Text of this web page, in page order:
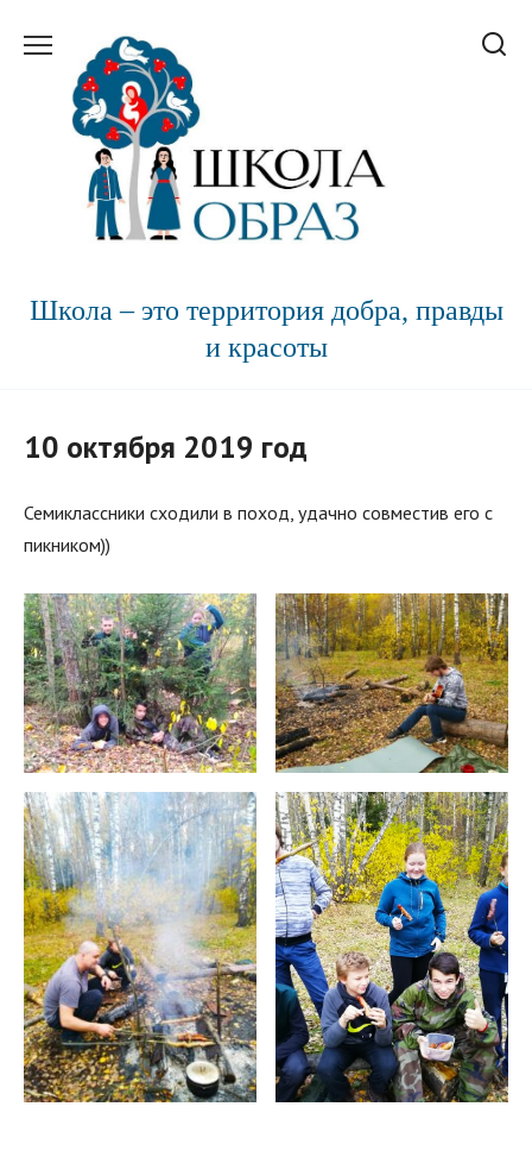
содержанию
Школа – это территория добра, правды
и красоты
10 октября 2019 год
Семиклассники сходили в поход, удачно совместив его с
пикником))